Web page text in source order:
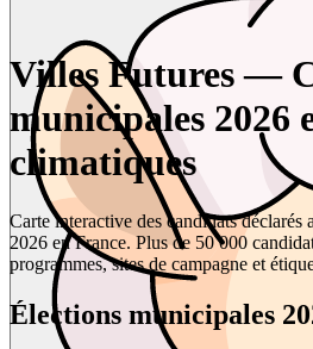
Villes Futures —
municipales 2026
climatiques
Carte interactive des candidats déclarés
2026 en France. Plus de 50 000
programmes, sites de campagne et
Élections municipales